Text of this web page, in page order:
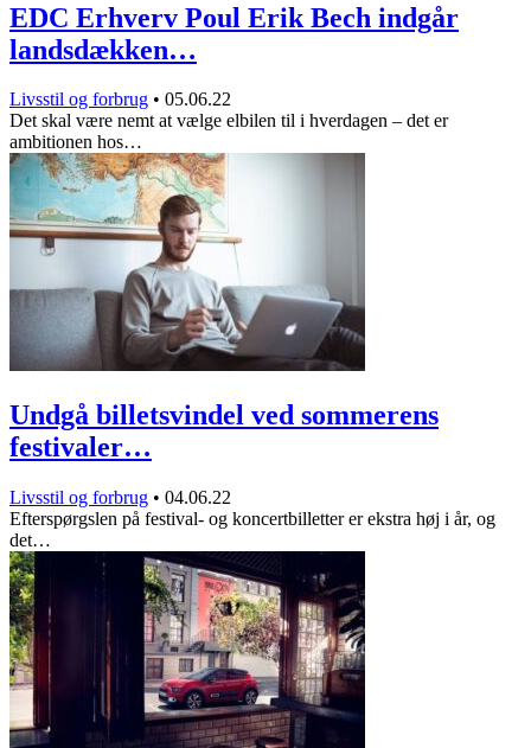
EDC Erhverv Poul Erik Bech indgår
landsdækken…
Livsstil og forbrug • 05.06.22
Det skal være nemt at vælge elbilen til i hverdagen – det er
ambitionen hos…
Undgå billetsvindel ved sommerens
festivaler…
Livsstil og forbrug • 04.06.22
Efterspørgslen på festival- og koncertbilletter er ekstra høj i år, og
det…